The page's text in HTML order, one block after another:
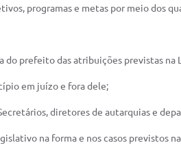
programas e metas por meio dos
do prefeito das atribuições previstas
em juízo e fora dele;
diretores de autarquias e
na forma e nos casos previstos